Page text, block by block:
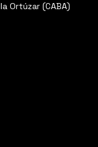
Ortúzar (CABA)